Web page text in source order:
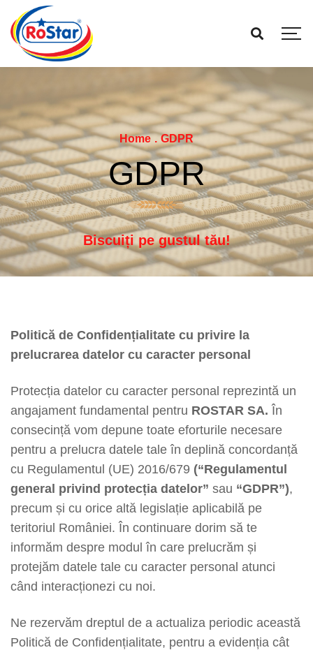
Home . GDPR
GDPR
Biscuiți pe gustul tău!
Politică de Confidențialitate cu privire la
prelucrarea datelor cu caracter personal
Protecția datelor cu caracter personal reprezintă un
angajament fundamental pentru ROSTAR SA. În
consecință vom depune toate eforturile necesare
pentru a prelucra datele tale în deplină concordanță
cu Regulamentul (UE) 2016/679 (“Regulamentul
general privind protecția datelor” sau “GDPR”),
precum și cu orice altă legislație aplicabilă pe
teritoriul României. În continuare dorim să te
informăm despre modul în care prelucrăm și
protejăm datele tale cu caracter personal atunci
când interacționezi cu noi.
Ne rezervăm dreptul de a actualiza periodic această
Politică de Confidențialitate, pentru a evidenția cât